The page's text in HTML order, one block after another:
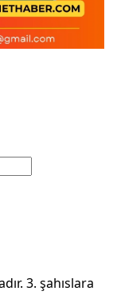
3. şahıslara